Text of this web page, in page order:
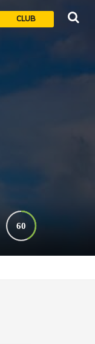
CLUB
60
0 140